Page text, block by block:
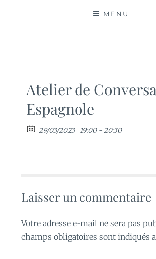
MENU
Atelier de
Espagnole
29/03/2023 19:00 - 20:30
Laisser un commentaire
Votre adresse e-mail ne sera pas
champs obligatoires sont indiqués